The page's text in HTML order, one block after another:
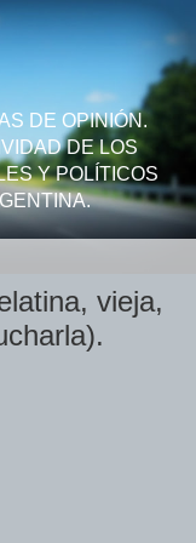
DE OPINIÓN.
DE LOS
Y POLÍTICOS
vieja,